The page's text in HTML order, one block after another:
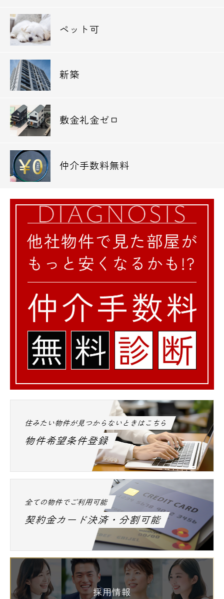
ペット可
新築
敷金礼金ゼロ
仲介手数料無料
住みたい物件が見つからないときはこちら
物件希望条件登録
全ての物件でご利用可能
契約金カード決済・分割可能
採用情報